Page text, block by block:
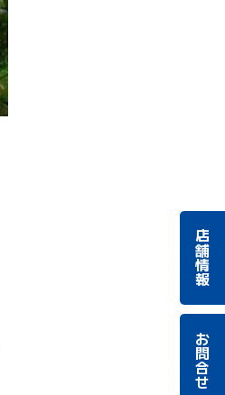
店舗情報
お問合せ